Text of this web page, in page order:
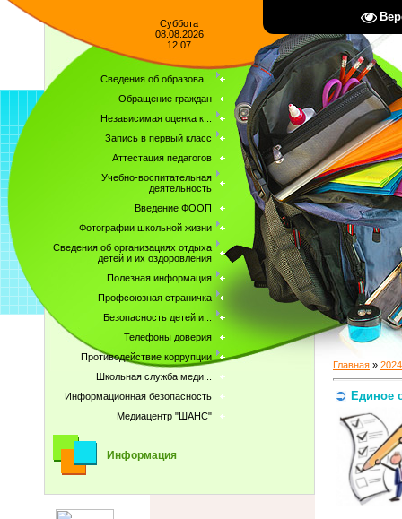
Суббота
08.08.2026
12:07
Сведения об образова...
Обращение граждан
Независимая оценка к...
Запись в первый класс
Аттестация педагогов
Учебно-воспитательная
деятельность
Введение ФООП
Фотографии школьной жизни
Сведения об организациях отдыха
детей и их оздоровления
Полезная информация
Профсоюзная страничка
Безопасность детей и...
Телефоны доверия
Противодействие коррупции
Школьная служба меди...
Информационная безопасность
Медиацентр "ШАНС"
Информация
Главная » 2024
Единое